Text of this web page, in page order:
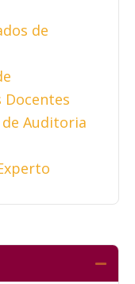
de
Docentes
Auditoria